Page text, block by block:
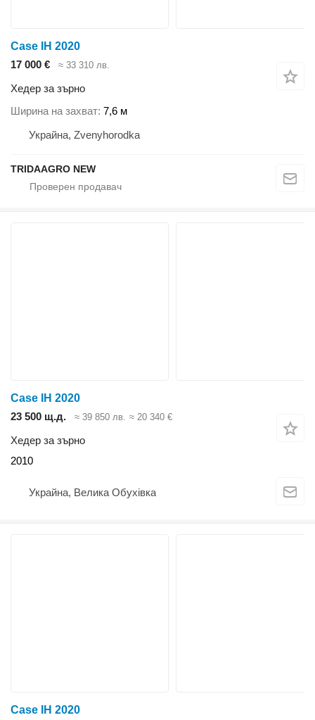
Case IH 2020
17 000 €
≈ 33 310 лв.
Хедер за зърно
Ширина на захват 7,6 м
Украйна, Zvenyhorodka
TRIDAAGRO NEW
Case IH 2020
23 500 щ.д.
≈ 39 850 лв. ≈ 20 340 €
Хедер за зърно
2010
Украйна, Велика Обухівка
Case IH 2020